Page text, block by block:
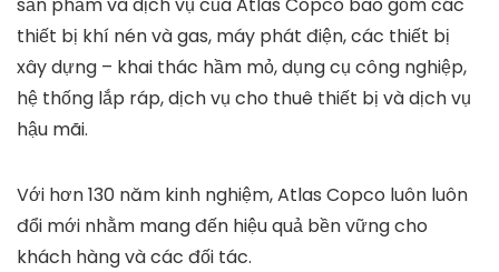
sản phẩm và dịch vụ của Atlas Copco bao gồm các
thiết bị khí nén và gas, máy phát điện, các thiết bị
xây dựng – khai thác hầm mỏ, dụng cụ công nghiệp,
hệ thống lắp ráp, dịch vụ cho thuê thiết bị và dịch vụ
hậu mãi.
Với hơn 130 năm kinh nghiệm, Atlas Copco luôn luôn
đổi mới nhằm mang đến hiệu quả bền vững cho
khách hàng và các đối tác.